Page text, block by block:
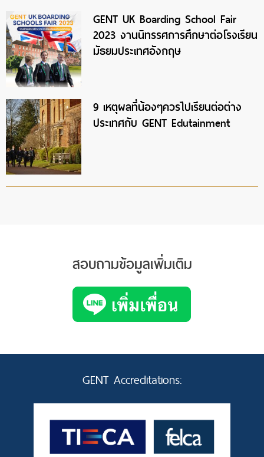
GENT UK Boarding School Fair
2023 งานนิทรรศการศึกษาต่อโรงเรียน
มัธยมประเทศอังกฤษ
9 เหตุผลที่น้องๆควรไปเรียนต่อต่าง
ประเทศกับ GENT Edutainment
สอบถามข้อมูลเพิ่มเติม
GENT Accreditations: